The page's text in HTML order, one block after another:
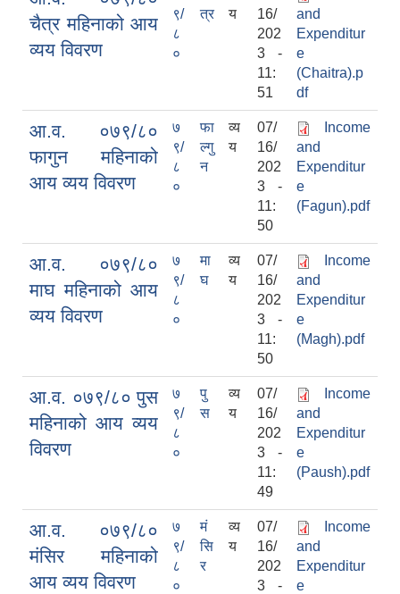
चैत्र महिनाको आय
व्यय विवरण
९/
८
०
त्र
य
16/
202
3 -
11:
51
and
Expenditur
e
(Chaitra).p
df
आ.व. ०७९/८०
फागुन महिनाको
आय व्यय विवरण
७
९/
८
०
फा
ल्गु
न
व्य
य
07/
16/
202
3 -
11:
50
Income
and
Expenditur
e
(Fagun).pdf
आ.व. ०७९/८०
माघ महिनाको आय
व्यय विवरण
७
९/
८
०
मा
घ
व्य
य
07/
16/
202
3 -
11:
50
Income
and
Expenditur
e
(Magh).pdf
आ.व. ०७९/८० पुस
महिनाको आय व्यय
विवरण
७
९/
८
०
पु
स
व्य
य
07/
16/
202
3 -
11:
49
Income
and
Expenditur
e
(Paush).pdf
आ.व. ०७९/८०
मंसिर महिनाको
आय व्यय विवरण
७
९/
८
०
मं
सि
र
व्य
य
07/
16/
202
3 -
Income
and
Expenditur
e